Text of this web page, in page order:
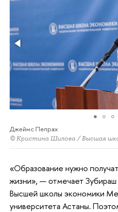
Джеймс Пепрах
© Кристина Шилова / Высшая
«Образование нужно
жизни», — отмечает Зубираш
Высшей школы экономики
университета Астаны.